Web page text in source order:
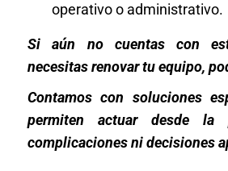
operativo o administrativo.
Si aún no cuentas con
necesitas renovar tu equipo,
Contamos con soluciones
permiten actuar desde la
complicaciones ni decisiones